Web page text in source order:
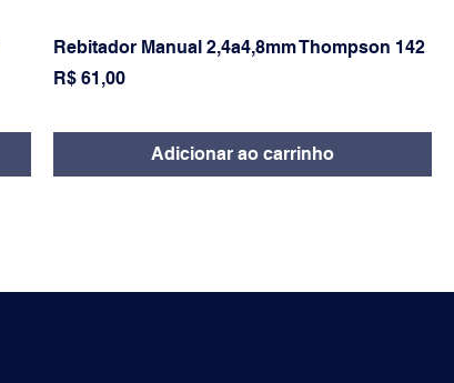
Rebitador Manual 2,4a4,8mm Thompson 142
Preço
R$ 61,00
Adicionar ao carrinho